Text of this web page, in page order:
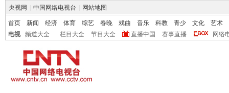
央视网 中国网络电视台 网站地图
首页 新闻 经济 体育 综艺 春晚 戏曲 音乐 科教 青少 文化
艺术
电视
频道大全 栏目大全 节目大全 直播中国 赛事直播 网络